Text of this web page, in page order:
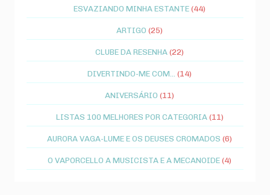
ESVAZIANDO MINHA ESTANTE(44)
ARTIGO (25)
CLUBE DA RESENHA(22)
DIVERTINDO-ME COM... (14)
ANIVERSÁRIO (11)
LISTAS 100 MELHORES POR CATEGORIA (11)
AURORA VAGA-LUME E OS DEUSES CROMADOS (6)
O VAPORCELLO A MUSICISTA E A MECANOIDE(4)